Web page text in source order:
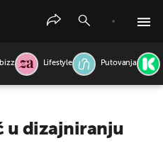
Lifestyle Putovanja
u dizajniranju